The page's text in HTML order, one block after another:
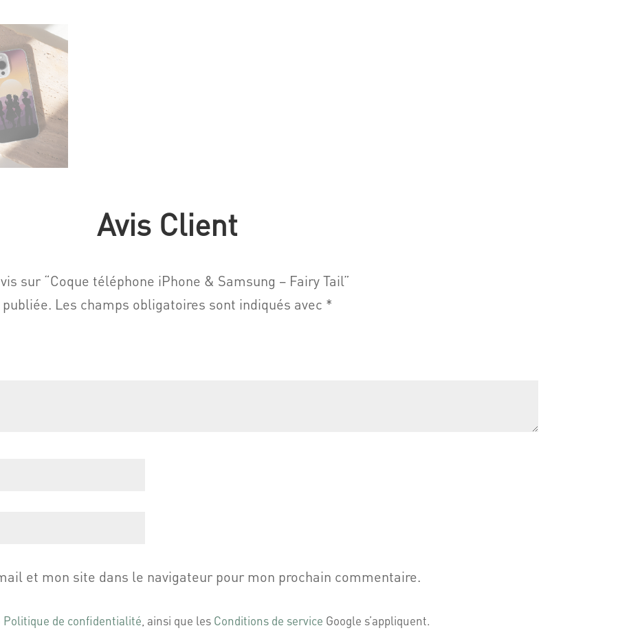
Avis Client
sur “Coque téléphone iPhone & Samsung – Fairy Tail”
Les champs obligatoires sont indiqués avec *
et mon site dans le navigateur pour mon prochain commentaire.
Politique de confidentialité , ainsi que les Conditions de service Google s’appliquent.